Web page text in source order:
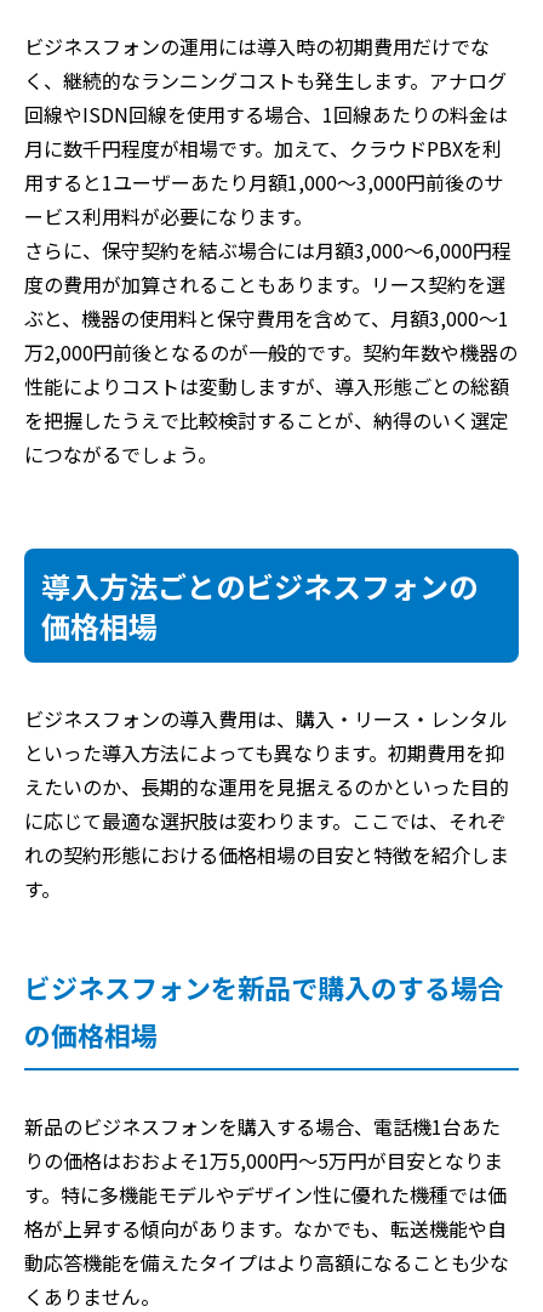
ビジネスフォンの運用には導入時の初期費用だけでな
く、継続的なランニングコストも発生します。アナログ
回線やISDN回線を使用する場合、1回線あたりの料金は
月に数千円程度が相場です。加えて、クラウドPBXを利
用すると1ユーザーあたり月額1,000〜3,000円前後のサ
ービス利用料が必要になります。
さらに、保守契約を結ぶ場合には月額3,000〜6,000円程
度の費用が加算されることもあります。リース契約を選
ぶと、機器の使用料と保守費用を含めて、月額3,000〜1
万2,000円前後となるのが一般的です。契約年数や機器の
性能によりコストは変動しますが、導入形態ごとの総額
を把握したうえで比較検討することが、納得のいく選定
につながるでしょう。
導入方法ごとのビジネスフォンの
価格相場
ビジネスフォンの導入費用は、購入・リース・レンタル
といった導入方法によっても異なります。初期費用を抑
えたいのか、長期的な運用を見据えるのかといった目的
に応じて最適な選択肢は変わります。ここでは、それぞ
れの契約形態における価格相場の目安と特徴を紹介しま
す。
ビジネスフォンを新品で購入のする場合
の価格相場
新品のビジネスフォンを購入する場合、電話機1台あた
りの価格はおおよそ1万5,000円〜5万円が目安となりま
す。特に多機能モデルやデザイン性に優れた機種では価
格が上昇する傾向があります。なかでも、転送機能や自
動応答機能を備えたタイプはより高額になることも少な
くありません。